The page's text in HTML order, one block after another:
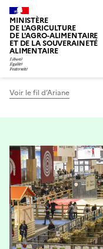
MINISTÈRE
DE L'AGRICULTURE
DE L'AGRO-ALIMENTAIRE
ET DE LA SOUVERAINETÉ
ALIMENTAIRE
Voir le fil d’Ariane